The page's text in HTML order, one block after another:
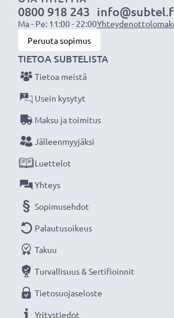
laturin ansiosta, 3 vuoden takuu!
0800 918 243
Ma - Pe: 11:00 - 22:00
Peruuta sopimus
TIETOA SUBTELISTA
Tietoa meistä
Usein kysytyt
Maksu ja toimitus
Jälleenmyyjäksi
Luettelot
Yhteys
Sopimusehdot
Palautusoikeus
Takuu
Turvallisuus & Sertifioinnit
Tietosuojaseloste
Yritystiedot